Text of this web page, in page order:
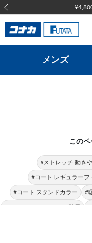
前の画像
メンズ
このペ
#ストレッチ 動き
#コート レギュラーフ
#コート スタンドカラー #
#スタンドカラーコート 防風